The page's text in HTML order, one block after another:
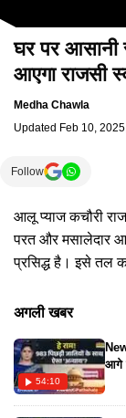
घर पर आसानी
आएगा राजसी
Medha Chawla
Updated Feb 10,
Follow
आलू प्याज कचौरी
परत और मसालेदार
प्रसिद्ध है। इसे तल
को बनाना।
अगली खबर
54:10
आगे